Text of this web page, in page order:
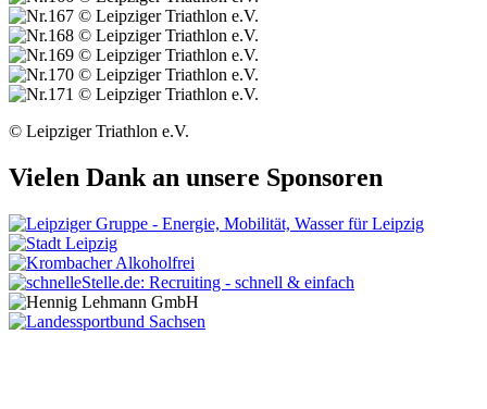
© Leipziger Triathlon e.V.
Vielen Dank an unsere Sponsoren